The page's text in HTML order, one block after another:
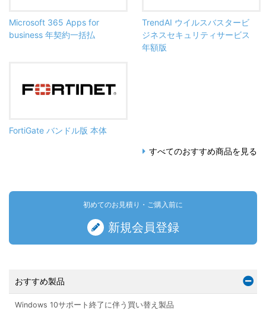
Microsoft 365 Apps for
business 年契約一括払
TrendAI ウイルスバスタービ
ジネスセキュリティサービス
年額版
FortiGate バンドル版 本体
すべてのおすすめ商品を見る
初めてのお見積り・ご購入前に
新規会員登録
おすすめ製品
Windows 10サポート終了に伴う買い替え製品